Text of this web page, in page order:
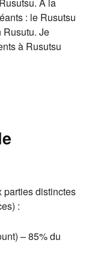
: le Rusutsu
Rusutu. Je
à Rusutsu
parties distinctes
:
– 85% du